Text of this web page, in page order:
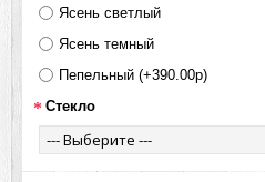
Ясень светлый
Ясень темный
Пепельный (+390.00р)
Стекло